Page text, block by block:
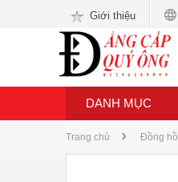
Giới thiệu
DANH MỤC
Trang chủ Đồng hồ